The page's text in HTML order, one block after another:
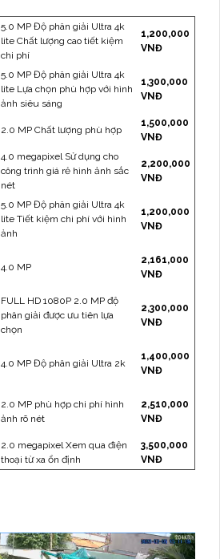
5.0 MP Độ phân giải Ultra 4k
lite Chất lượng cao tiết kiệm
chi phí
1,200,000
VNĐ
5.0 MP Độ phân giải Ultra 4k
lite Lựa chọn phù hợp với hình
ảnh siêu sáng
1,300,000
VNĐ
2.0 MP Chất lượng phù hợp
1,500,000
VNĐ
4.0 megapixel Sử dụng cho
công trình giá rẻ hình ảnh sắc
nét
2,200,000
VNĐ
5.0 MP Độ phân giải Ultra 4k
lite Tiết kiệm chi phí với hình
ảnh
1,200,000
VNĐ
4.0 MP
2,161,000
VNĐ
FULL HD 1080P 2.0 MP độ
phân giải được ưu tiên lựa
chọn
2,300,000
VNĐ
4.0 MP Độ phân giải Ultra 2k
1,400,000
VNĐ
2.0 MP phù hợp chi phí hình
ảnh rõ nét
2,510,000
VNĐ
2.0 megapixel Xem qua điện
thoại từ xa ổn định
3,500,000
VNĐ